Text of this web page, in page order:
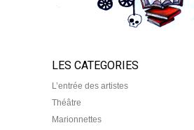
LES CATEGORIES
L’entrée des artistes
Théâtre
Marionnettes